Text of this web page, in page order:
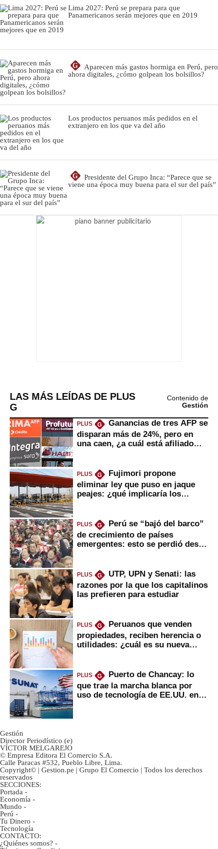
Lima 2027: Perú se prepara para que
Panamericanos serán mejores que en 2019
G
Aparecen más gastos hormiga en Perú, pero
ahora digitales, ¿cómo golpean los bolsillos?
Los productos peruanos más pedidos en el
extranjero en los que va del año
G
Presidente del Grupo Inca: “Parece que se
viene una época muy buena para el sur del país”
LAS MÁS LEÍDAS DE PLUS
G
Contenido de
Gestión
PLUS G
Ganancias de tres AFP se
disparan más de 24%, pero en
una caen, ¿a cuál está afiliado
PLUS G
Fujimori propone
eliminar ley que puso en jaque
peajes: ¿qué implicaría los
PLUS G
Perú se “bajó del barco”
de crecimiento de países
emergentes: esto se perdió desde
PLUS G
UTP, UPN y Senati: las
razones por la que los capitalinos
las prefieren para estudiar
PLUS G
Peruanos que venden
propiedades, reciben herencia o
utilidades: ¿cuál es su nueva
PLUS G
Puerto de Chancay: lo
que trae la marcha blanca por
uso de tecnología de EE.UU. en
Gestión
Director Periodístico (e)
VÍCTOR MELGAREJO
© Empresa Editora El Comercio S.A.
Calle Paracas #532, Pueblo Libre, Lima.
Copyright© | Gestion.pe | Grupo El Comercio | Todos los derechos
reservados
SECCIONES:
Portada -
Economía -
Mundo -
Perú -
Tu Dinero -
Tecnología
CONTACTO:
¿Quiénes somos? -